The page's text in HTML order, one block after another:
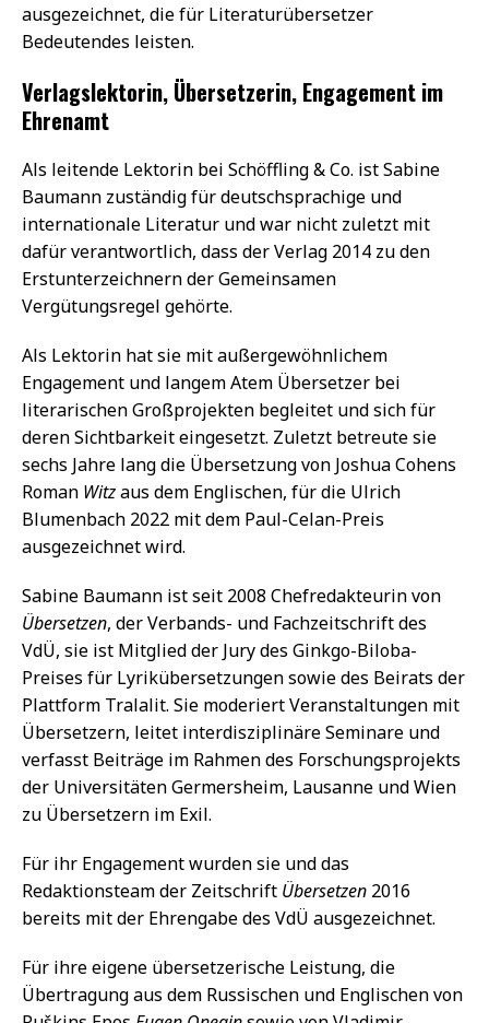
ausgezeichnet, die für Literaturübersetzer
Bedeutendes leisten.
Verlagslektorin, Übersetzerin, Engagement im
Ehrenamt
Als leitende Lektorin bei Schöffling & Co. ist Sabine
Baumann zuständig für deutschsprachige und
internationale Literatur und war nicht zuletzt mit
dafür verantwortlich, dass der Verlag 2014 zu den
Erstunterzeichnern der Gemeinsamen
Vergütungsregel gehörte.
Als Lektorin hat sie mit außergewöhnlichem
Engagement und langem Atem Übersetzer bei
literarischen Großprojekten begleitet und sich für
deren Sichtbarkeit eingesetzt. Zuletzt betreute sie
sechs Jahre lang die Übersetzung von Joshua Cohens
Roman Witzaus dem Englischen, für die Ulrich
Blumenbach 2022 mit dem Paul-Celan-Preis
ausgezeichnet wird.
Sabine Baumann ist seit 2008 Chefredakteurin von
Übersetzen, der Verbands- und Fachzeitschrift des
VdÜ, sie ist Mitglied der Jury des Ginkgo-Biloba-
Preises für Lyrikübersetzungen sowie des Beirats der
Plattform Tralalit. Sie moderiert Veranstaltungen mit
Übersetzern, leitet interdisziplinäre Seminare und
verfasst Beiträge im Rahmen des Forschungsprojekts
der Universitäten Germersheim, Lausanne und Wien
zu Übersetzern im Exil.
Für ihr Engagement wurden sie und das
Redaktionsteam der Zeitschrift Übersetzen 2016
bereits mit der Ehrengabe des VdÜ ausgezeichnet.
Für ihre eigene übersetzerische Leistung, die
Übertragung aus dem Russischen und Englischen von